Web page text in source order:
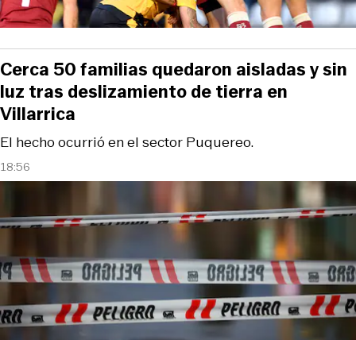
18:56
El hecho ocurrió en el sector Puquereo.
Cerca 50 familias quedaron aisladas y sin
luz tras deslizamiento de tierra en
Villarrica